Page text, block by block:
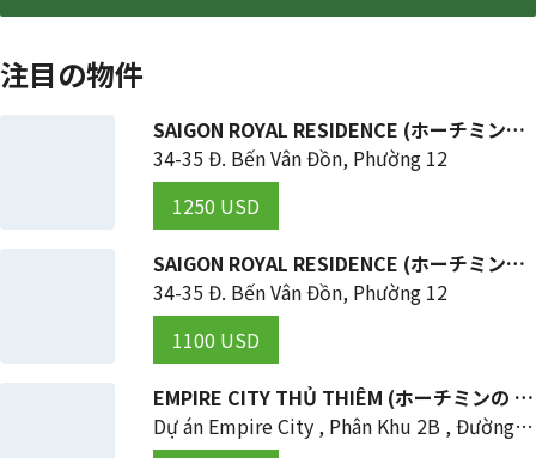
注目の物件
SAIGON ROYAL RESIDENCE (ホーチミンの 4区)
34-35 Đ. Bến Vân Đồn, Phường 12
1250 USD
SAIGON ROYAL RESIDENCE (ホーチミンの 4区)
34-35 Đ. Bến Vân Đồn, Phường 12
1100 USD
EMPIRE CITY THỦ THIÊM (ホーチミンの THỦ ĐỨC 区)
Dự án Empire City , Phân Khu 2B , Đường Mai Chí Thọ , Phường Thủ Thêm , Tp Thủ Đức , TP HCM